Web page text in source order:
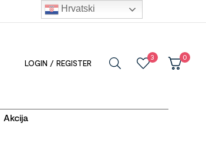
LOGIN / REGISTER
3 0
Akcija
Hrvatski